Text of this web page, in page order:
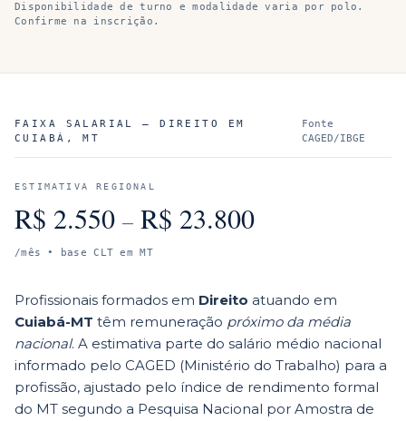
Disponibilidade de turno e modalidade varia por polo.
Confirme na inscrição.
FAIXA SALARIAL — DIREITO
EM
CUIABÁ , MT
Fonte
CAGED/IBGE
ESTIMATIVA REGIONAL
R$ 2.550 – R$ 23.800
/mês • base CLT em MT
Profissionais formados em Direito atuando em
Cuiabá-MT têm remuneração próximo da média
nacional. A estimativa parte do salário médio nacional
informado pelo CAGED (Ministério do Trabalho) para a
profissão, ajustado pelo índice de rendimento formal
do MT segundo a Pesquisa Nacional por Amostra de